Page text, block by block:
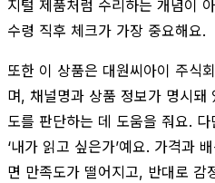
지털 제품처럼 수리하는 개념이
수령 직후 체크가 가장 중요해요.
또한 이 상품은 대원씨아이 주식
며, 채널명과 상품 정보가 명시돼
도를 판단하는 데 도움을 줘요.
‘내가 읽고 싶은가’예요. 가격과
면 만족도가 떨어지고, 반대로 감